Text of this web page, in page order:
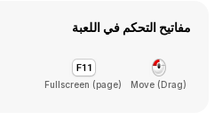
مفاتيح التحكم في اللعبة
(Drag) Move
Fullscreen (page)